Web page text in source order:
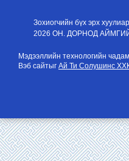
Зохиогчийн бүх эрх
2026 ОН. ДОРНОД
Мэдээллийн технологийн
Вэб сайтыг Ай Ти Солушинс